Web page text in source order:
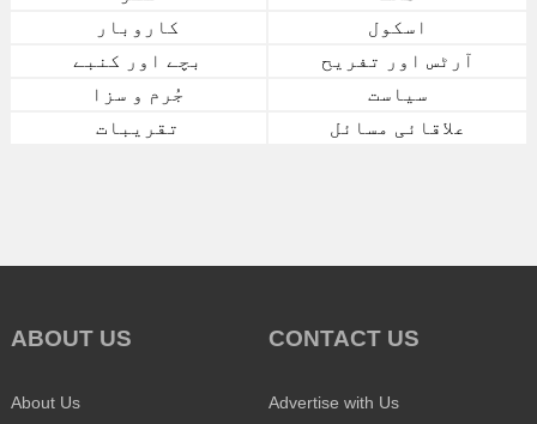
اسکول
کاروبار
آرٹس اور تفریح
بچے اور کنبے
سیاست
جُرم و سزا
علاقائی مسائل
تقریبات
ABOUT US
About Us
CONTACT US
Advertise with Us